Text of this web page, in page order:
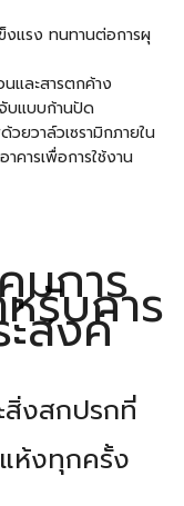
งแรง ทนทานต่อการผุ
และสารตกค้าง
บแบบก้านปัด
ยวาล์วเซรามิกภายใน
คารเพื่อการใช้งาน
มการ
รับการ
สงค์
สิ่งสกปรกที่
ห้งทุกครั้ง